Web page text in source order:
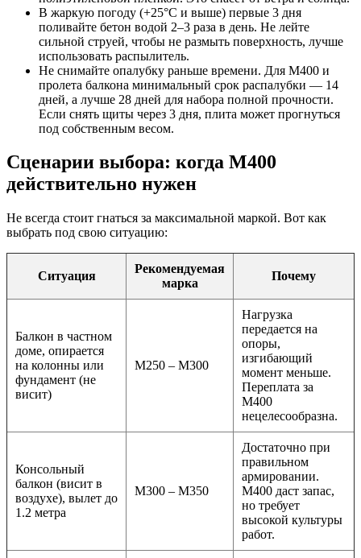
В жаркую погоду (+25°C и выше) первые 3 дня
поливайте бетон водой 2–3 раза в день. Не лейте
сильной струей, чтобы не размыть поверхность, лучше
использовать распылитель.
Не снимайте опалубку раньше времени. Для М400 и
пролета балкона минимальный срок распалубки — 14
дней, а лучше 28 дней для набора полной прочности.
Если снять щиты через 3 дня, плита может прогнуться
под собственным весом.
Сценарии выбора: когда М400
действительно нужен
Не всегда стоит гнаться за максимальной маркой. Вот как
выбрать под свою ситуацию:
Ситуация
Рекомендуемая
марка
Почему
Балкон в частном
доме, опирается
на колонны или
фундамент (не
висит)
М250 – М300
Нагрузка
передается на
опоры,
изгибающий
момент меньше.
Переплата за
М400
нецелесообразна.
Консольный
балкон (висит в
воздухе), вылет до
1.2 метра
М300 – М350
Достаточно при
правильном
армировании.
М400 даст запас,
но требует
высокой культуры
работ.